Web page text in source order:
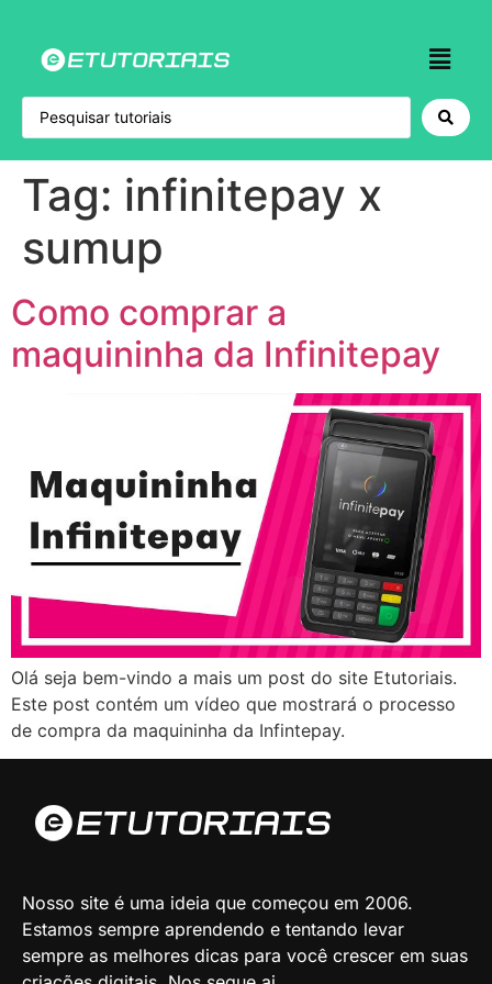
Tag: infinitepay x
sumup
Como comprar a
maquininha da Infinitepay
Olá seja bem-vindo a mais um post do site Etutoriais.
Este post contém um vídeo que mostrará o processo
de compra da maquininha da Infintepay.
Nosso site é uma ideia que começou em 2006.
Estamos sempre aprendendo e tentando levar
sempre as melhores dicas para você crescer em suas